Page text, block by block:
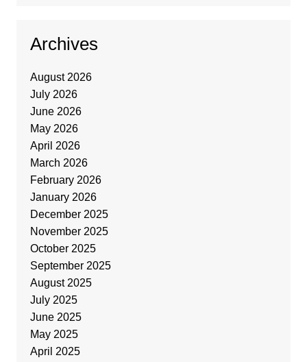
Archives
August 2026
July 2026
June 2026
May 2026
April 2026
March 2026
February 2026
January 2026
December 2025
November 2025
October 2025
September 2025
August 2025
July 2025
June 2025
May 2025
April 2025